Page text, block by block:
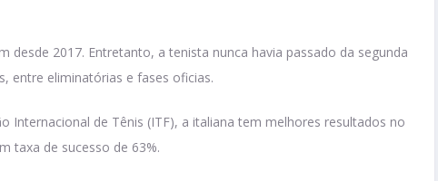
desde 2017. Entretanto, a tenista nunca havia passado da segunda
entre eliminatórias e fases oficias.
Internacional de Tênis (ITF), a italiana tem melhores resultados no
taxa de sucesso de 63%.